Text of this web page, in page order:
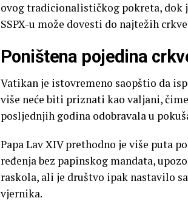
ovog tradicionalističkog pokreta, dok
SSPX-u može dovesti do najtežih
Poništena pojedina
Vatikan je istovremeno saopštio da
više neće biti priznati kao valjani,
posljednjih godina odobravala u
Papa Lav XIV prethodno je više puta
ređenja bez papinskog mandata,
raskola, ali je društvo ipak nastavilo
vjernika.